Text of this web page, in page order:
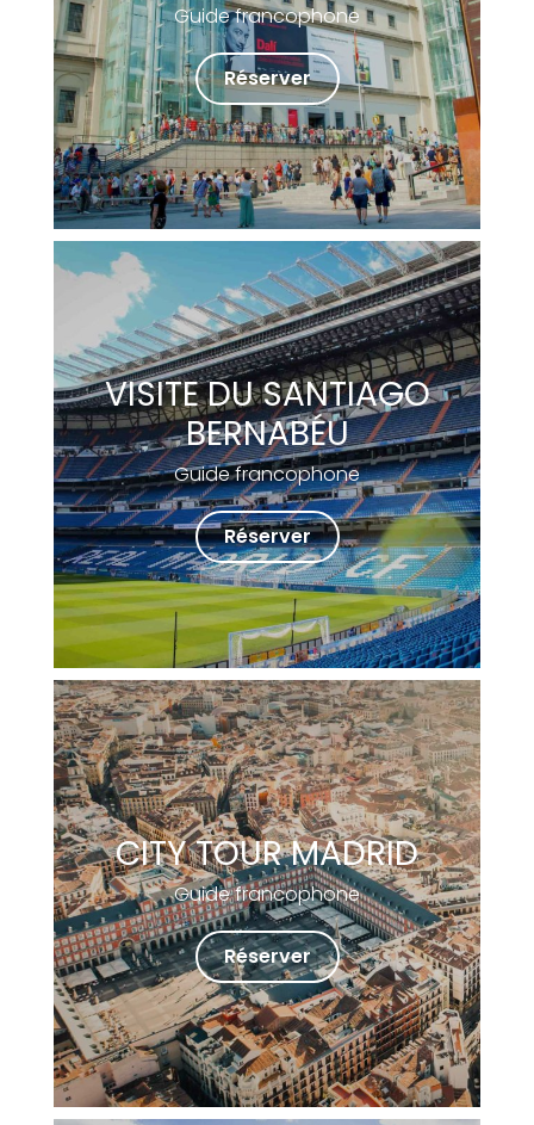
Guide francophone
Réserver
VISITE DU SANTIAGO
BERNABÉU
Guide francophone
Réserver
CITY TOUR MADRID
Guide francophone
Réserver